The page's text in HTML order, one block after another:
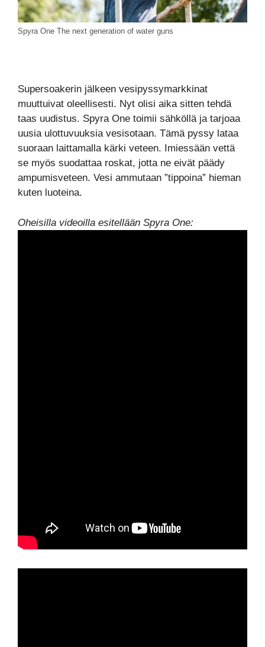
Spyra One The next generation of water guns
Supersoakerin jälkeen vesipyssymarkkinat
muuttuivat oleellisesti. Nyt olisi aika sitten tehdä
taas uudistus. Spyra One toimii sähköllä ja tarjoaa
uusia ulottuvuuksia vesisotaan. Tämä pyssy lataa
suoraan laittamalla kärki veteen. Imiessään vettä
se myös suodattaa roskat, jotta ne eivät päädy
ampumisveteen. Vesi ammutaan ”tippoina” hieman
kuten luoteina.
Oheisilla videoilla esitellään Spyra One: